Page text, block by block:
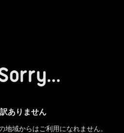
ありません
地域からはご利用になれません。